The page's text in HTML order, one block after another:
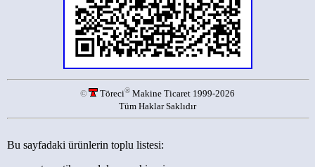
© Töreci® Makine Ticaret 1999-2026
Tüm Haklar Saklıdır
Bu sayfadaki ürünlerin toplu listesi: